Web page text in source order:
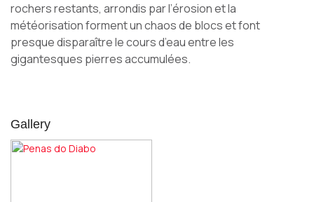
rochers restants, arrondis par l’érosion et la
météorisation forment un chaos de blocs et font
presque disparaître le cours d’eau entre les
gigantesques pierres accumulées.
Gallery